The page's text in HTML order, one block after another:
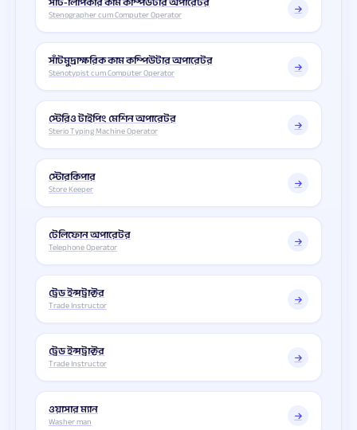
Stenographer cum Computer Operator
সাঁটমুদ্রাক্ষরিক কাম কম্পিউটার অপারেটর
Stenotypist cum Computer Operator
স্টেরিও টাইপিং মেশিন অপারেটর
Sterio Typing Machine Operator
স্টোরকিপার
Store Keeper
টেলিফোন অপারেটর
Telephone Operator
ট্রেড ইন্সট্রাক্টর
Trade Instructor
ট্রেড ইন্সট্রাক্টর
Trade Instructor
ওয়াসার ম্যান
Washer man